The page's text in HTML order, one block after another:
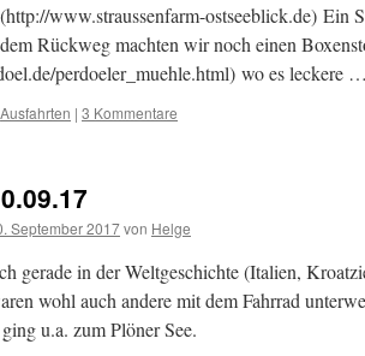
www.straussenfarm-ostseeblick.de) Ein
Rückweg machten wir noch einen
perdoeler_muehle.html) wo es leckere
Ausfahrten | 3 Kommentare
September 2017von Helge
gerade in der Weltgeschichte (Italien,
wohl auch andere mit dem Fahrrad
u.a. zum Plöner See.